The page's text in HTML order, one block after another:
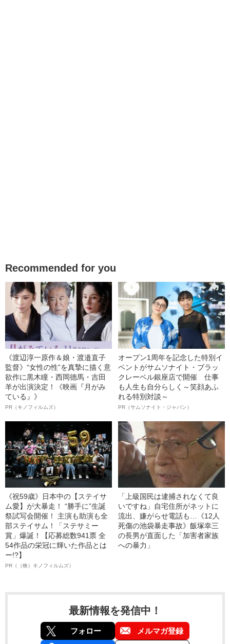
Recommended for you
《渡辺淳一原作＆娘・渡邉直子
監督》“女性の性”を真摯に描く意
欲作に黒木瞳・西岡德馬・吉田
羊が出演決定！《映画『月がみ
ている』》
PR（キノフィルムズ）
オープン1周年を記念した特別イ
ベントがサムソナイト・ブラッ
クレーベル銀座店で開催 仕事
も人生も自分らしく～笑顔あふ
れる特別対談～
PR（サムソナイト・ジャパン）
《祝59歳》日本中の【ステイサ
ム愛】が大暴走！ “勝手に”生誕
祭試写会開催！ 主演も助演も全
部ステイサム！「ステサミー
賞」爆誕！【応募総数941票 全
54作品の栄冠に輝いた作品とは
ー!?】
PR（（株）キノフィルムズ）
「上級国民は逮捕されなくて良
いですね」自宅住所がネットに
流出、嫌がらせ電話も…《12人
死傷の池袋暴走事故》飯塚幸三
の長男が直面した「加害者家族
への暴力」
最新情報を発信中！
フォロー メルマガ登録